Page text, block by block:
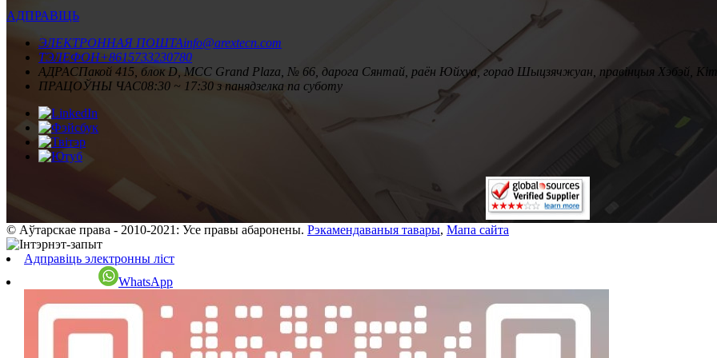
АДПРАВІЦЬ
ЭЛЕКТРОННАЯ ПОШТАinfo@arextecn.com
ТЭЛЕФОН+8615733230780
АДРАСПакой 415, блок D, MCC Grand Plaza, № 66, дарога Сянтай, раён Юйхуа, горад Шыцзячжуан, правінцыя Хэбэй,
ПРАЦОЎНЫ ЧАС08:30 ~ 17:30 з панядзелка па суботу
© Аўтарскае права - 2010-2021: Усе правы абаронены. Рэкамендаваныя тавары, Мапа сайта
Адправіць электронны ліст
WhatsApp